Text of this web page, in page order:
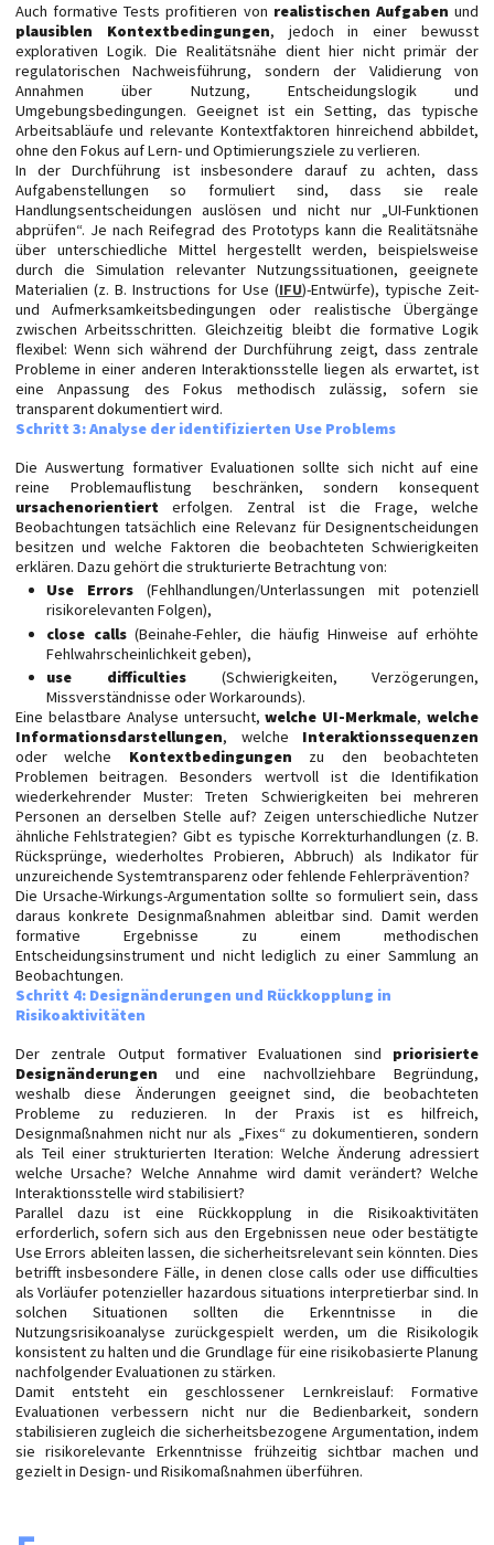
Auch formative Tests profitieren von realistischen Aufgaben und
plausiblen Kontextbedingungen, jedoch in einer bewusst
explorativen Logik. Die Realitätsnähe dient hier nicht primär der
regulatorischen Nachweisführung, sondern der Validierung von
Annahmen über Nutzung, Entscheidungslogik und
Umgebungsbedingungen. Geeignet ist ein Setting, das typische
Arbeitsabläufe und relevante Kontextfaktoren hinreichend abbildet,
ohne den Fokus auf Lern- und Optimierungsziele zu verlieren.
In der Durchführung ist insbesondere darauf zu achten, dass
Aufgabenstellungen so formuliert sind, dass sie reale
Handlungsentscheidungen auslösen und nicht nur „UI-Funktionen
abprüfen“. Je nach Reifegrad des Prototyps kann die Realitätsnähe
über unterschiedliche Mittel hergestellt werden, beispielsweise
durch die Simulation relevanter Nutzungssituationen, geeignete
Materialien (z. B. Instructions for Use (IFU)-Entwürfe), typische Zeit-
und Aufmerksamkeitsbedingungen oder realistische Übergänge
zwischen Arbeitsschritten. Gleichzeitig bleibt die formative Logik
flexibel: Wenn sich während der Durchführung zeigt, dass zentrale
Probleme in einer anderen Interaktionsstelle liegen als erwartet, ist
eine Anpassung des Fokus methodisch zulässig, sofern sie
transparent dokumentiert wird.
Schritt 3: Analyse der identifizierten Use Problems
Die Auswertung formativer Evaluationen sollte sich nicht auf eine
reine Problemauflistung beschränken, sondern konsequent
ursachenorientierterfolgen. Zentral ist die Frage, welche
Beobachtungen tatsächlich eine Relevanz für Designentscheidungen
besitzen und welche Faktoren die beobachteten Schwierigkeiten
erklären. Dazu gehört die strukturierte Betrachtung von:
Use Errors (Fehlhandlungen/Unterlassungen mit potenziell
risikorelevanten Folgen),
close calls(Beinahe-Fehler, die häufig Hinweise auf erhöhte
Fehlwahrscheinlichkeit geben),
use difficulties(Schwierigkeiten, Verzögerungen,
Missverständnisse oder Workarounds).
Eine belastbare Analyse untersucht,welche UI-Merkmale,welche
Informationsdarstellungen, welche Interaktionssequenzen
oder welche Kontextbedingungen zu den beobachteten
Problemen beitragen. Besonders wertvoll ist die Identifikation
wiederkehrender Muster: Treten Schwierigkeiten bei mehreren
Personen an derselben Stelle auf? Zeigen unterschiedliche Nutzer
ähnliche Fehlstrategien? Gibt es typische Korrekturhandlungen (z. B.
Rücksprünge, wiederholtes Probieren, Abbruch) als Indikator für
unzureichende Systemtransparenz oder fehlende Fehlerprävention?
Die Ursache-Wirkungs-Argumentation sollte so formuliert sein, dass
daraus konkrete Designmaßnahmen ableitbar sind. Damit werden
formative Ergebnisse zu einem methodischen
Entscheidungsinstrument und nicht lediglich zu einer Sammlung an
Beobachtungen.
Schritt 4: Designänderungen und Rückkopplung in
Risikoaktivitäten
Der zentrale Output formativer Evaluationen sind priorisierte
Designänderungen und eine nachvollziehbare Begründung,
weshalb diese Änderungen geeignet sind, die beobachteten
Probleme zu reduzieren. In der Praxis ist es hilfreich,
Designmaßnahmen nicht nur als „Fixes“ zu dokumentieren, sondern
als Teil einer strukturierten Iteration: Welche Änderung adressiert
welche Ursache? Welche Annahme wird damit verändert? Welche
Interaktionsstelle wird stabilisiert?
Parallel dazu ist eine Rückkopplung in die Risikoaktivitäten
erforderlich, sofern sich aus den Ergebnissen neue oder bestätigte
Use Errors ableiten lassen, die sicherheitsrelevant sein könnten. Dies
betrifft insbesondere Fälle, in denen close calls oder use difficulties
als Vorläufer potenzieller hazardous situations interpretierbar sind. In
solchen Situationen sollten die Erkenntnisse in die
Nutzungsrisikoanalyse zurückgespielt werden, um die Risikologik
konsistent zu halten und die Grundlage für eine risikobasierte Planung
nachfolgender Evaluationen zu stärken.
Damit entsteht ein geschlossener Lernkreislauf: Formative
Evaluationen verbessern nicht nur die Bedienbarkeit, sondern
stabilisieren zugleich die sicherheitsbezogene Argumentation, indem
sie risikorelevante Erkenntnisse frühzeitig sichtbar machen und
gezielt in Design- und Risikomaßnahmen überführen.